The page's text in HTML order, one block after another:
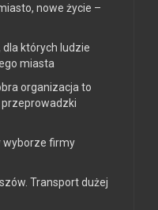
nowe życie –
których ludzie
miasta
organizacja to
wyborze firmy
Transport dużej